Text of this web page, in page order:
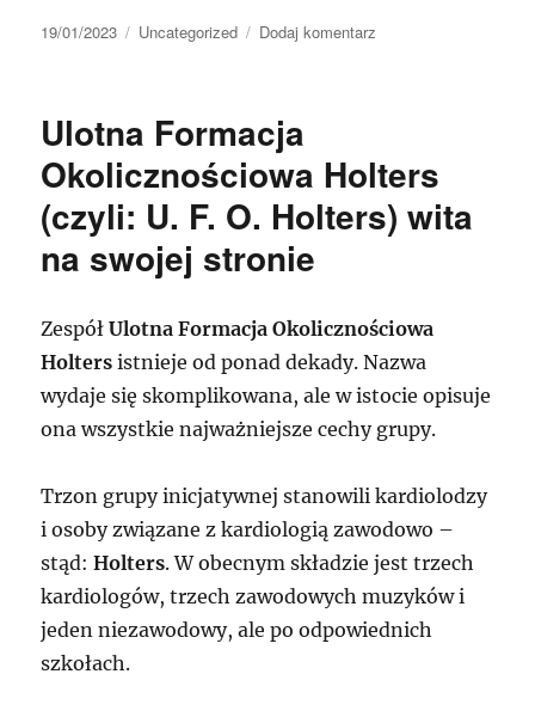
Data
19/01/2023 Kategorie
Uncategorized Dodaj komentarz
projekcie
Medycy
i
–
zapraszamy!
Ulotna Formacja
Okolicznościowa Holters
(czyli: U. F. O. Holters) wita
na swojej stronie
ZespółUlotna Formacja Okolicznościowa
Holters istnieje od ponad dekady. Nazwa
wydaje się skomplikowana, ale w istocie opisuje
ona wszystkie najważniejsze cechy grupy.
Trzon grupy inicjatywnej stanowili kardiolodzy
i osoby związane z kardiologią zawodowo –
stąd:Holters. W obecnym składzie jest trzech
kardiologów, trzech zawodowych muzyków i
jeden niezawodowy, ale po odpowiednich
szkołach.